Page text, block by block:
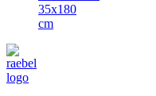
35x180
cm